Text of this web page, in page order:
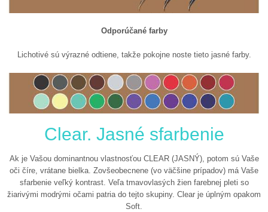
Odporúčané farby
Lichotivé sú výrazné odtiene, takže pokojne noste tieto jasné farby.
Clear. Jasné sfarbenie
Ak je Vašou dominantnou vlastnosťou CLEAR (JASNÝ), potom sú Vaše
oči číre, vrátane bielka. Zovšeobecnene (vo väčšine prípadov) má Vaše
sfarbenie veľký kontrast. Veľa tmavovlasých žien farebnej pleti so
žiarivými modrými očami patria do tejto skupiny. Clear je úplným opakom
Soft.